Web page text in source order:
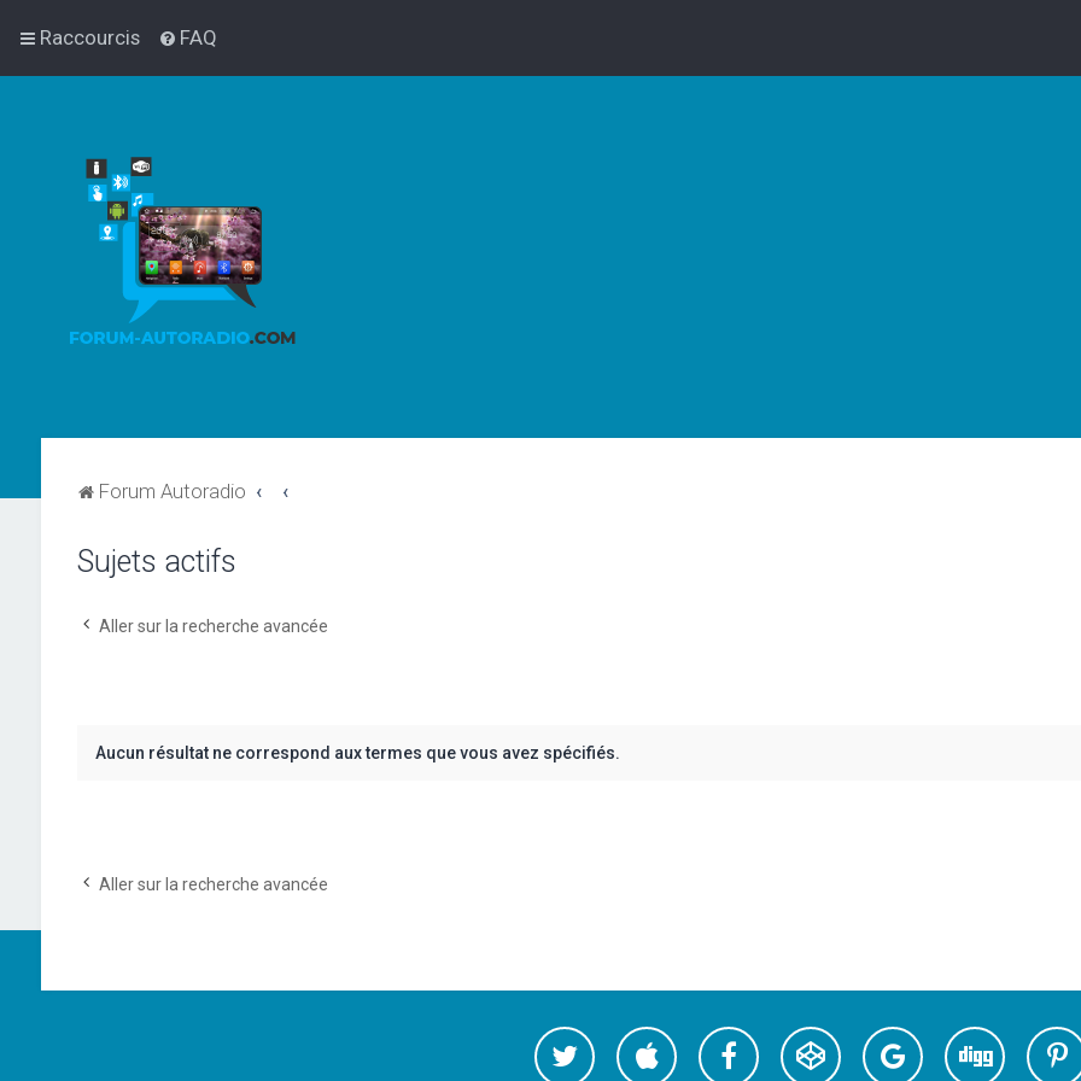
Raccourcis FAQ
Forum Autoradio
Sujets actifs
Aller sur la recherche avancée
Aucun résultat ne correspond aux termes que vous avez spécifiés.
Aller sur la recherche avancée